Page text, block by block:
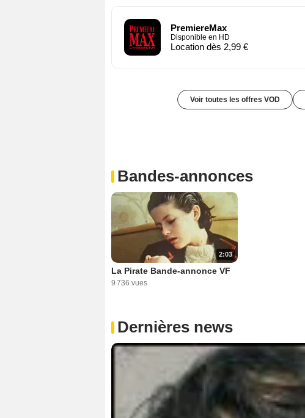
PremiereMax
Disponible en HD
Location dès 2,99 €
Voir toutes les offres VOD
Bandes-annonces
2:03
La Pirate Bande-annonce VF
9 736 vues
Dernières news